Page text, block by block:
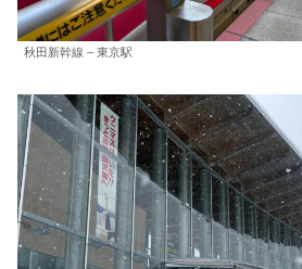
秋田新幹線 – 東京駅